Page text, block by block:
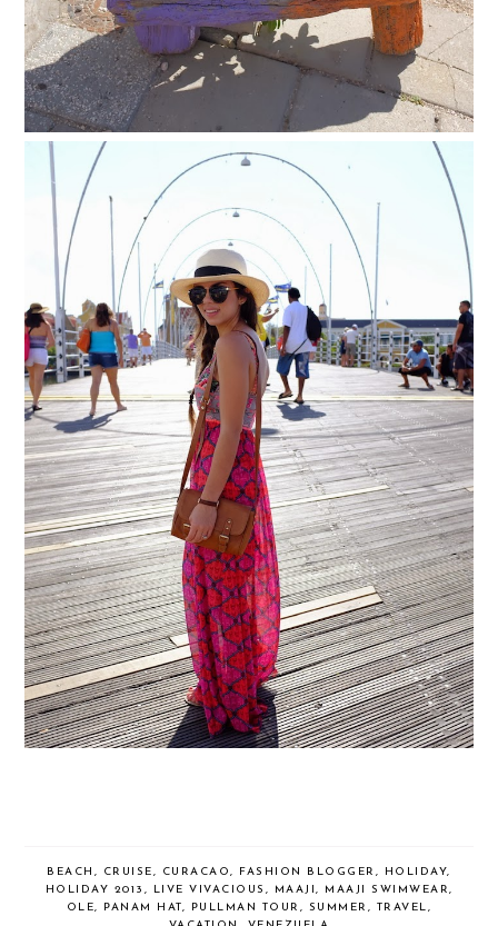
BEACH , CRUISE, CURACAO, FASHION BLOGGER , HOLIDAY,
HOLIDAY 2013 , LIVE VIVACIOUS , MAAJI, MAAJI SWIMWEAR,
OLE, PANAM HAT, PULLMAN TOUR , SUMMER , TRAVEL,